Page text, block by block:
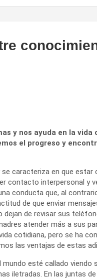
y nos ayuda en la
el progreso y
caracteriza en que
contacto interpersonal y
conducta que, al
de que enviar
de revisar sus
atender más a sus
cotidiana, pero se ha
las ventajas de estas
esté callado viendo
iletradas. En las juntas